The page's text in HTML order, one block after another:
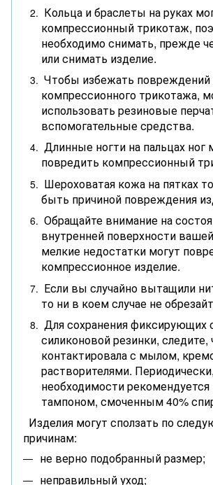
Кольца и браслеты на руках
компрессионный трикотаж,
необходимо снимать, прежде
или снимать изделие.
Чтобы избежать повреждений
компрессионного трикотажа,
использовать резиновые
вспомогательные средства.
Длинные ногти на пальцах ног
повредить компрессионный
Шероховатая кожа на пятках
быть причиной повреждения
Обращайте внимание на
внутренней поверхности
мелкие недостатки могут
компрессионное изделие.
Если вы случайно вытащили
то ни в коем случае не
Для сохранения фиксирующих
силиконовой резинки,
контактировала с мылом,
растворителями.
необходимости рекомендуется
тампоном, смоченным 40%
Изделия могут сползать по
причинам:
не верно подобранный размер;
неправильный уход;